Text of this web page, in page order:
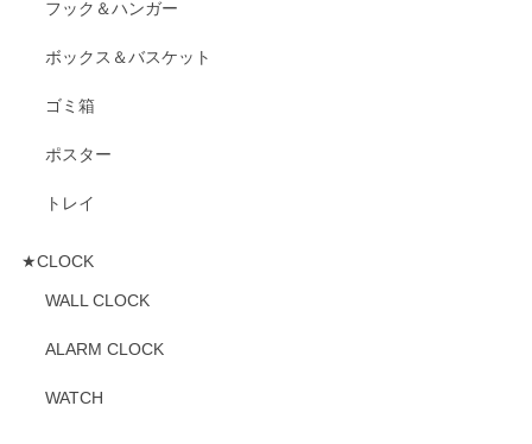
フック＆ハンガー
ボックス＆バスケット
ゴミ箱
ポスター
トレイ
★CLOCK
WALL CLOCK
ALARM CLOCK
WATCH